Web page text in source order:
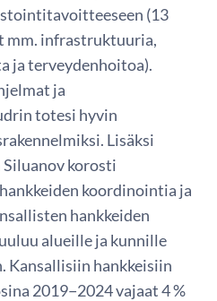
(13
mm. infrastruktuuria,
ja terveydenhoitoa).
ja
totesi hyvin
Lisäksi
korosti
koordinointia ja
hankkeiden
alueille ja kunnille
Kansallisiin hankkeisiin
2019−2024 vajaat 4 %